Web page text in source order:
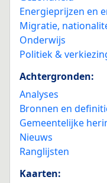
Energieprijzen en
Migratie,
Onderwijs
Politiek &
Achtergronden:
Analyses
Bronnen en
Gemeentelijke
Nieuws
Ranglijsten
Kaarten: